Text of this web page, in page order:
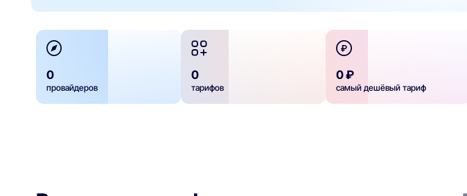
0
провайдеров
0
тарифов
0 ₽
самый дешёвый тариф